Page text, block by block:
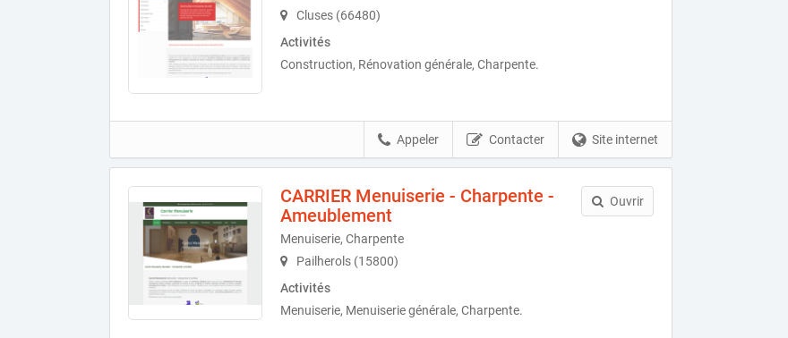
Cluses (66480)
Activités
Construction, Rénovation générale, Charpente.
Site internet
Contacter
Appeler
CARRIER Menuiserie - Charpente -
Ameublement
Menuiserie, Charpente
Pailherols (15800)
Activités
Menuiserie, Menuiserie générale, Charpente.
Ouvrir